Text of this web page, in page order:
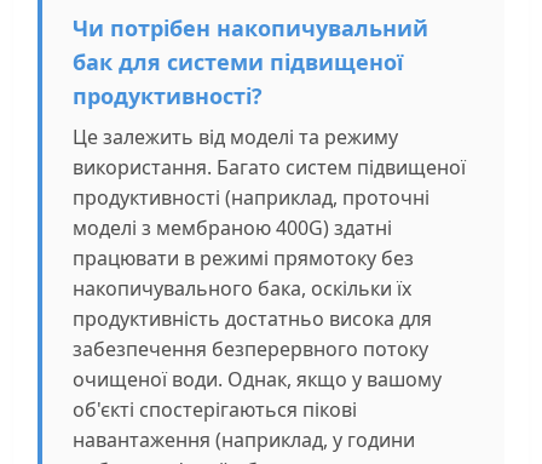
Чи потрібен накопичувальний
бак для системи підвищеної
продуктивності?
Це залежить від моделі та режиму
використання. Багато систем підвищеної
продуктивності (наприклад, проточні
моделі з мембраною 400G) здатні
працювати в режимі прямотоку без
накопичувального бака, оскільки їх
продуктивність достатньо висока для
забезпечення безперервного потоку
очищеної води. Однак, якщо у вашому
об'єкті спостерігаються пікові
навантаження (наприклад, у години